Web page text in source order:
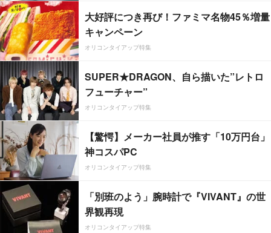
大好評につき再び！ファミマ名物45％増量
キャンペーン
オリコンタイアップ特集
SUPER★DRAGON、自ら描いた”レトロ
フューチャー”
オリコンタイアップ特集
【驚愕】メーカー社員が推す「10万円台」
神コスパPC
オリコンタイアップ特集
「別班のよう」腕時計で『VIVANT』の世
界観再現
オリコンタイアップ特集